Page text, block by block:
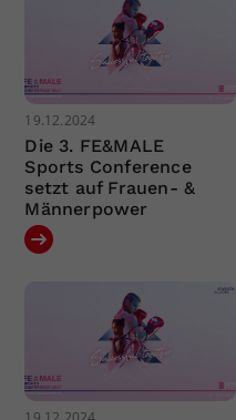
19.12.2024
Die 3. FE&MALE
Sports Conference
setzt auf Frauen- &
Männerpower